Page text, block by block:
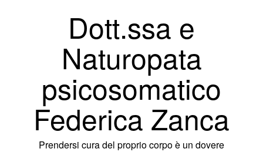
Dott.ssa e
Naturopata
psicosomatico
Federica Zanca
Prendersi cura del proprio corpo è un dovere